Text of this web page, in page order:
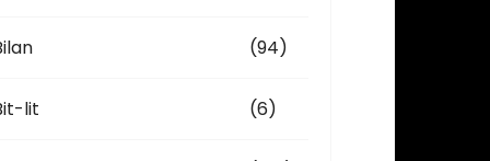
(94)
lit (6)